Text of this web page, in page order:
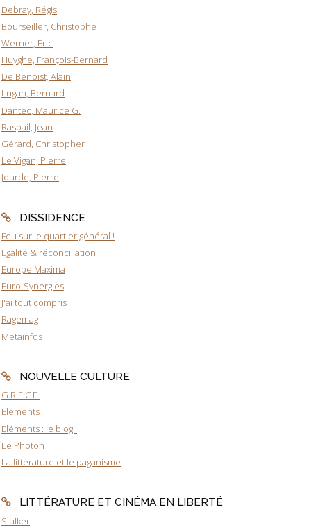
Debray, Régis
Bourseiller, Christophe
Werner, Eric
Huyghe, François-Bernard
De Benoist, Alain
Lugan, Bernard
Dantec, Maurice G.
Raspail, Jean
Gérard, Christopher
Le Vigan, Pierre
Jourde, Pierre
DISSIDENCE
Feu sur le quartier général !
Egalité & réconciliation
Europe Maxima
Euro-Synergies
J'ai tout compris
Ragemag
Metainfos
NOUVELLE CULTURE
G.R.E.C.E.
Eléments
Eléments : le blog !
Le Photon
La littérature et le paganisme
LITTÉRATURE ET CINÉMA EN LIBERTÉ
Stalker